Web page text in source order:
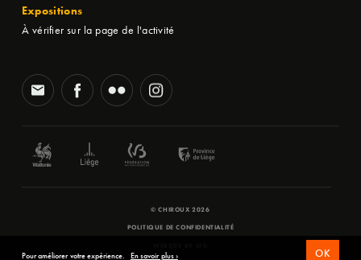
Expositions
À vérifier sur la page de l'activité
© CHIROUX 2026
POLITIQUE DE CONFIDENTIALITÉ
Pour améliorer votre expérience. En savoir plus › OK